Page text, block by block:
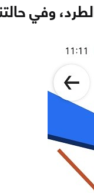
وفي